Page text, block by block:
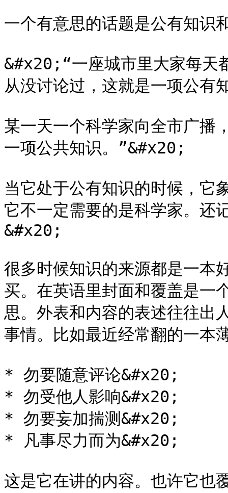
一个有意思的话题是公有知识
&#x20;“一座城市里大家每天
从没讨论过，这就是一项公有
某一天一个科学家向全市广播
一项公共知识。”&#x20;
当它处于公有知识的时候，它
它不一定需要的是科学家。还
&#x20;
很多时候知识的来源都是一本
买。在英语里封面和覆盖是一
思。外表和内容的表述往往出
事情。比如最近经常翻的一本
* 勿要随意评论&#x20;
* 勿受他人影响&#x20;
* 勿要妄加揣测&#x20;
* 凡事尽力而为&#x20;
这是它在讲的内容。也许它也